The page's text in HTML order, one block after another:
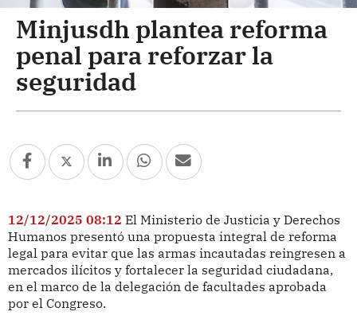
Minjusdh plantea reforma
penal para reforzar la
seguridad
12/12/2025 08:12 El Ministerio de Justicia y Derechos
Humanos presentó una propuesta integral de reforma
legal para evitar que las armas incautadas reingresen a
mercados ilícitos y fortalecer la seguridad ciudadana,
en el marco de la delegación de facultades aprobada
por el Congreso.